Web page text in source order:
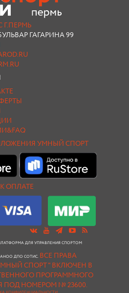
ГАГАРИНА 99
УМНЫЙ СПОРТ
ОПЛАТЕ
ДЛЯ УПРАВЛЕНИЯ СПОРТОМ
АНОО ДПО СОТИС. ВСЕ ПРАВА
СПОРТ " ВКЛЮЧЕН В
ПРОГРАММНОГО
ПОД НОМЕРОМ № 23600.